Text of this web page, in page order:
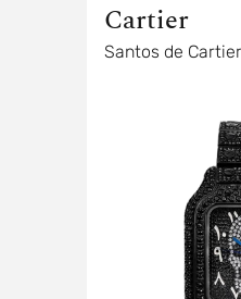
Cartier
Santos de Cartier